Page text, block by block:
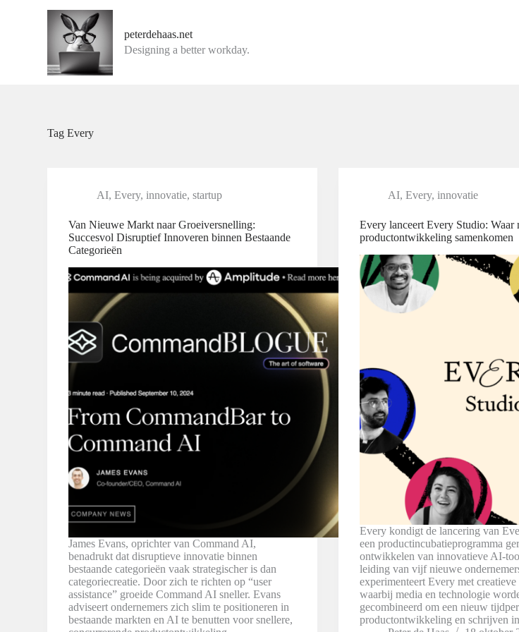
peterdehaas.net
Designing a better workday.
Tag Every
AI,Every, innovatie,startup
Van Nieuwe Markt naar Groeiversnelling:
Succesvol Disruptief Innoveren binnen Bestaande
Categorieën
James Evans, oprichter van Command AI,
benadrukt dat disruptieve innovatie binnen
bestaande categorieën vaak strategischer is dan
categoriecreatie. Door zich te richten op “user
assistance” groeide Command AI sneller. Evans
adviseert ondernemers zich slim te positioneren in
bestaande markten en AI te benutten voor snellere,
AI,Every, innovatie
Every lanceert Every Studio: Waar
productontwikkeling samenkomen
Every kondigt de lancering van
een productincubatieprogramma
ontwikkelen van innovatieve AI-
leiding van vijf nieuwe
experimenteert Every met creatieve
waarbij media en technologie
gecombineerd om een nieuw
productontwikkeling en schrijven